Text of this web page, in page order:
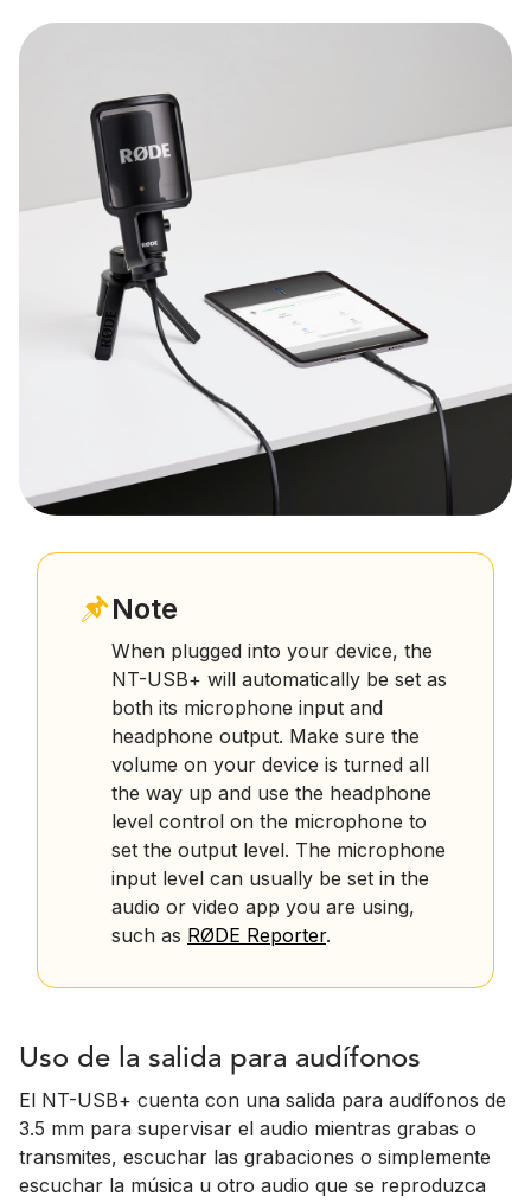
Note
When plugged into your device, the
NT-USB+ will automatically be set as
both its microphone input and
headphone output. Make sure the
volume on your device is turned all
the way up and use the headphone
level control on the microphone to
set the output level. The microphone
input level can usually be set in the
audio or video app you are using,
such as RØDE Reporter.
Uso de la salida para audífonos
El NT-USB+ cuenta con una salida para audífonos de
3.5 mm para supervisar el audio mientras grabas o
transmites, escuchar las grabaciones o simplemente
escuchar la música u otro audio que se reproduzca